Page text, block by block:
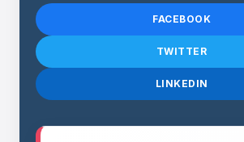
FACEBOOK
TWITTER
LINKEDIN